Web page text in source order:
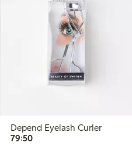
Depend Eyelash Curler
79:5079,50 kr